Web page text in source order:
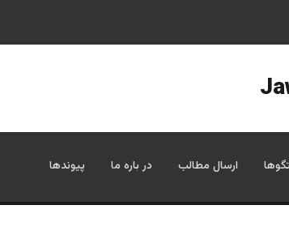
ارسال مطالب در باره ما پیوندها